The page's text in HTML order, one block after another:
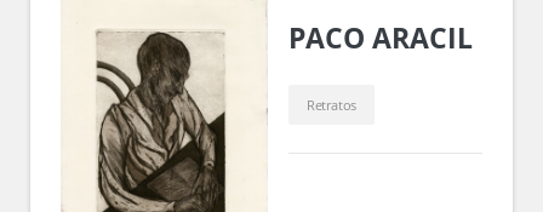
PACO ARACIL
Retratos